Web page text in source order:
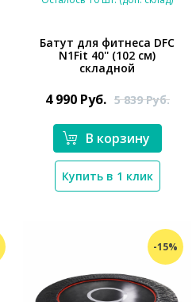
*}
Батут для фитнеса DFC
N1Fit 40'' (102 см)
складной
4 990 Руб. 5 839Руб.
В корзину
Купить в 1 клик
-15%